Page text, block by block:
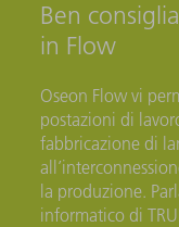
Ben
in Flow
Oseon Flow vi
postazioni di
fabbricazione di
la produzione.
informatico di